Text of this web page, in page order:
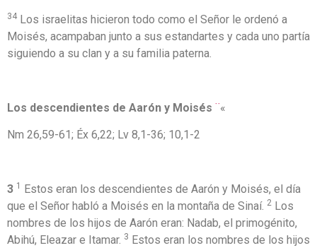
34 Los israelitas hicieron todo como el Señor le ordenó a
Moisés, acampaban junto a sus estandartes y cada uno partía
siguiendo a su clan y a su familia paterna.
Los descendientes de Aarón y Moisés ¨«
Nm 26,59-61; Éx 6,22; Lv 8,1-36; 10,1-2
3 1
Estos eran los descendientes de Aarón y Moisés, el día
que el Señor habló a Moisés en la montaña de Sinaí. 2 Los
nombres de los hijos de Aarón eran: Nadab, el primogénito,
Abihú, Eleazar e Itamar. 3 Estos eran los nombres de los hijos